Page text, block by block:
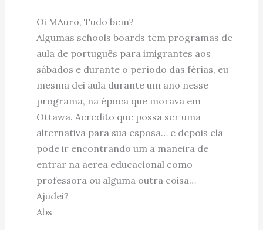
Oi MAuro, Tudo bem?
Algumas schools boards tem programas de
aula de português para imigrantes aos
sábados e durante o período das férias, eu
mesma dei aula durante um ano nesse
programa, na época que morava em
Ottawa. Acredito que possa ser uma
alternativa para sua esposa… e depois ela
pode ir encontrando um a maneira de
entrar na aerea educacional como
professora ou alguma outra coisa…
Ajudei?
Abs